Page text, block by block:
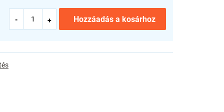
Hozzáadás a kosárhoz